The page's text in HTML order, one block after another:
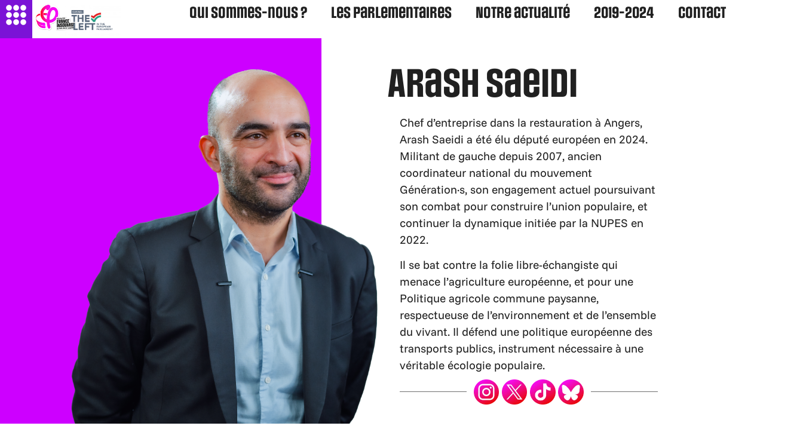
Qui sommes-nous ? Les parlementaires Notre actualité 2019-2024 Contact
Arash Saeidi
Chef d’entreprise dans la restauration à Angers,
Arash Saeidi a été élu député européen en 2024.
Militant de gauche depuis 2007, ancien
coordinateur national du mouvement
Génération·s, son engagement actuel poursuivant
son combat pour construire l’union populaire, et
continuer la dynamique initiée par la NUPES en
2022.
Il se bat contre la folie libre-échangiste qui
menace l’agriculture européenne, et pour une
Politique agricole commune paysanne,
respectueuse de l’environnement et de l’ensemble
du vivant. Il défend une politique européenne des
transports publics, instrument nécessaire à une
véritable écologie populaire.